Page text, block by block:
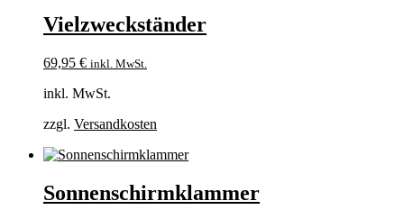
Vielzweckständer
69,95 € inkl. MwSt.
inkl. MwSt.
zzgl. Versandkosten
Sonnenschirmklammer